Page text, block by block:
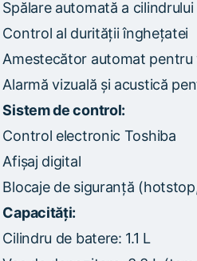
Spălare automată a cilindrului
Control al durității înghețatei
Amestecător automat pentru
Alarmă vizuală și acustică
Sistem de control:
Control electronic Toshiba
Afișaj digital
Blocaje de siguranță
Capacități:
Cilindru de batere: 1.1 L